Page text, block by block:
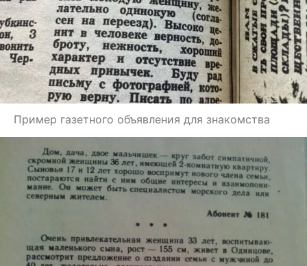
Пример газетного объявления для знакомства